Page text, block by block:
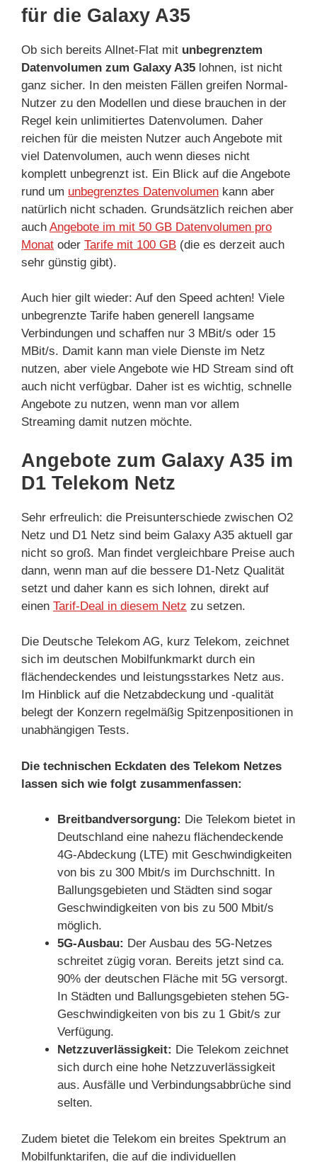
für die Galaxy A35
Ob sich bereits Allnet-Flat mit unbegrenztem
Datenvolumen zum Galaxy A35 lohnen, ist nicht
ganz sicher. In den meisten Fällen greifen Normal-
Nutzer zu den Modellen und diese brauchen in der
Regel kein unlimitiertes Datenvolumen. Daher
reichen für die meisten Nutzer auch Angebote mit
viel Datenvolumen, auch wenn dieses nicht
komplett unbegrenzt ist. Ein Blick auf die Angebote
rund um unbegrenztes Datenvolumen kann aber
natürlich nicht schaden. Grundsätzlich reichen aber
auch Angebote im mit 50 GB Datenvolumen pro
Monat oder Tarife mit 100 GB (die es derzeit auch
sehr günstig gibt).
Auch hier gilt wieder: Auf den Speed achten! Viele
unbegrenzte Tarife haben generell langsame
Verbindungen und schaffen nur 3 MBit/s oder 15
MBit/s. Damit kann man viele Dienste im Netz
nutzen, aber viele Angebote wie HD Stream sind oft
auch nicht verfügbar. Daher ist es wichtig, schnelle
Angebote zu nutzen, wenn man vor allem
Streaming damit nutzen möchte.
Angebote zum Galaxy A35 im
D1 Telekom Netz
Sehr erfreulich: die Preisunterschiede zwischen O2
Netz und D1 Netz sind beim Galaxy A35 aktuell gar
nicht so groß. Man findet vergleichbare Preise auch
dann, wenn man auf die bessere D1-Netz Qualität
setzt und daher kann es sich lohnen, direkt auf
einen Tarif-Deal in diesem Netz zu setzen.
Die Deutsche Telekom AG, kurz Telekom, zeichnet
sich im deutschen Mobilfunkmarkt durch ein
flächendeckendes und leistungsstarkes Netz aus.
Im Hinblick auf die Netzabdeckung und -qualität
belegt der Konzern regelmäßig Spitzenpositionen in
unabhängigen Tests.
Die technischen Eckdaten des Telekom Netzes
lassen sich wie folgt zusammenfassen:
Breitbandversorgung: Die Telekom bietet in
Deutschland eine nahezu flächendeckende
4G-Abdeckung (LTE) mit Geschwindigkeiten
von bis zu 300 Mbit/s im Durchschnitt. In
Ballungsgebieten und Städten sind sogar
Geschwindigkeiten von bis zu 500 Mbit/s
möglich.
5G-Ausbau: Der Ausbau des 5G-Netzes
schreitet zügig voran. Bereits jetzt sind ca.
90% der deutschen Fläche mit 5G versorgt.
In Städten und Ballungsgebieten stehen 5G-
Geschwindigkeiten von bis zu 1 Gbit/s zur
Verfügung.
Netzzuverlässigkeit: Die Telekom zeichnet
sich durch eine hohe Netzzuverlässigkeit
aus. Ausfälle und Verbindungsabbrüche sind
selten.
Zudem bietet die Telekom ein breites Spektrum an
Mobilfunktarifen, die auf die individuellen